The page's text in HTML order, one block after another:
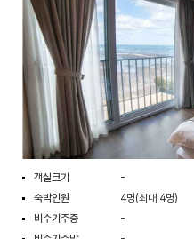
객실크기
-
숙박인원
4명(최대 4명)
비수기주중
-